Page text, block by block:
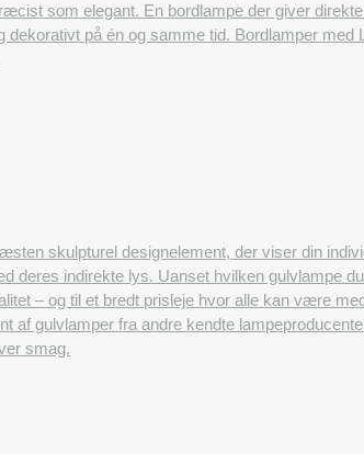
som elegant. En bordlampe der giver
på én og samme tid. Bordlamper med
skulpturel designelement, der viser din
deres indirekte lys. Uanset hvilken gulvlampe
– og til et bredt prisleje hvor alle kan være
af gulvlamper fra andre kendte
smag.